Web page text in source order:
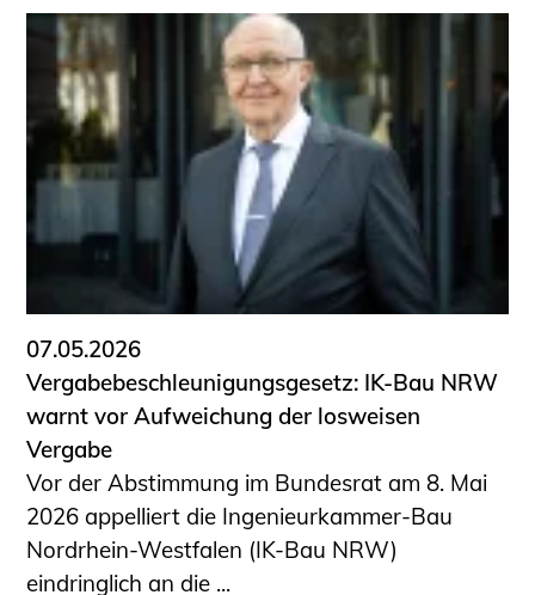
07.05.2026
Vergabebeschleunigungsgesetz: IK-Bau NRW
warnt vor Aufweichung der losweisen
Vergabe
Vor der Abstimmung im Bundesrat am 8. Mai
2026 appelliert die Ingenieurkammer-Bau
Nordrhein-Westfalen (IK-Bau NRW)
eindringlich an die ...